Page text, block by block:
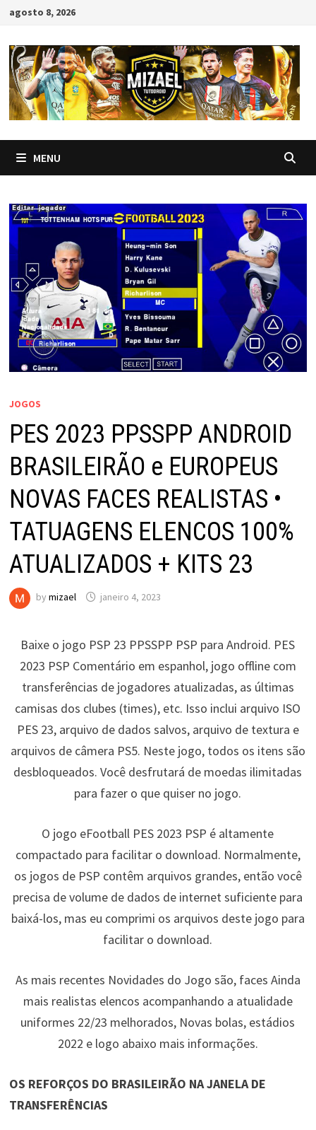
Skip
content
agosto 8, 2026
MENU
JOGOS
PES 2023 PPSSPP ANDROID
BRASILEIRÃO e EUROPEUS
NOVAS FACES REALISTAS •
TATUAGENS ELENCOS 100%
ATUALIZADOS + KITS 23
by mizael janeiro 4, 2023
Baixe o jogo PSP 23 PPSSPP PSP para Android. PES
2023 PSP Comentário em espanhol, jogo offline com
transferências de jogadores atualizadas, as últimas
camisas dos clubes (times), etc. Isso inclui arquivo ISO
PES 23, arquivo de dados salvos, arquivo de textura e
arquivos de câmera PS5. Neste jogo, todos os itens são
desbloqueados. Você desfrutará de moedas ilimitadas
para fazer o que quiser no jogo.
O jogo eFootball PES 2023 PSP é altamente
compactado para facilitar o download. Normalmente,
os jogos de PSP contêm arquivos grandes, então você
precisa de volume de dados de internet suficiente para
baixá-los, mas eu comprimi os arquivos deste jogo para
facilitar o download.
As mais recentes Novidades do Jogo são, faces Ainda
mais realistas elencos acompanhando a atualidade
uniformes 22/23 melhorados, Novas bolas, estádios
2022 e logo abaixo mais informações.
OS REFORÇOS DO BRASILEIRÃO NA JANELA DE
TRANSFERÊNCIAS